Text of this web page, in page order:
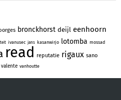
bronckhorst deijl eenhoorn
ivanusec jans kasanwirjo lotomba mossad
read reputatie rigaux sano
valente vanhoutte